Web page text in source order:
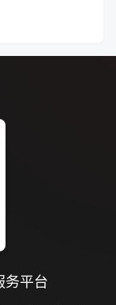
务平台